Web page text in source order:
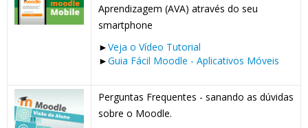
Aprendizagem (AVA) através do seu
smartphone
►Veja o Vídeo Tutorial
►Guia Fácil Moodle - Aplicativos Móveis
Perguntas Frequentes - sanando as dúvidas
sobre o Moodle.